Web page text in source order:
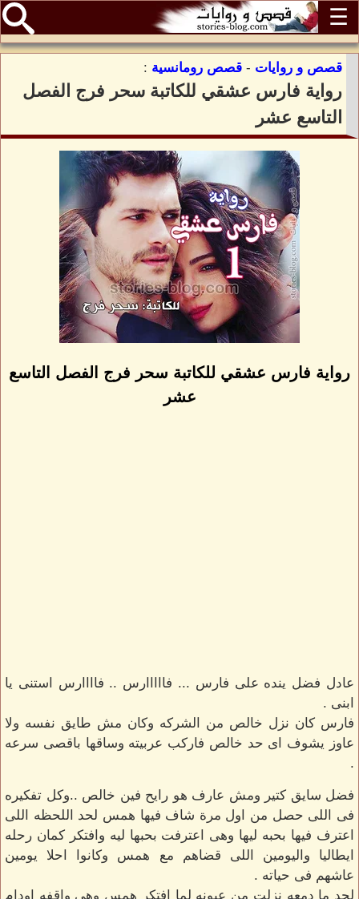
☰
قصص و روايات - قصص رومانسية :
رواية فارس عشقي للكاتبة سحر فرج الفصل
التاسع عشر
رواية فارس عشقي للكاتبة سحر فرج الفصل التاسع
عشر
عادل فضل ينده على فارس ... فااااارس .. فاااارس استنى يا
ابنى .
فارس كان نزل خالص من الشركه وكان مش طايق نفسه ولا
عاوز يشوف اى حد خالص فاركب عربيته وساقها باقصى سرعه
.
فضل سايق كتير ومش عارف هو رايح فين خالص ..وكل تفكيره
فى اللى حصل من اول مرة شاف فيها همس لحد اللحظه اللى
اعترف فيها بحبه ليها وهى اعترفت بحبها ليه وافتكر كمان رحله
ايطاليا واليومين اللى قضاهم مع همس وكانوا احلا يومين
عاشهم فى حياته .
لحد ما دمعه نزلت من عيونه لما افتكر همس وهى واقفه اودام